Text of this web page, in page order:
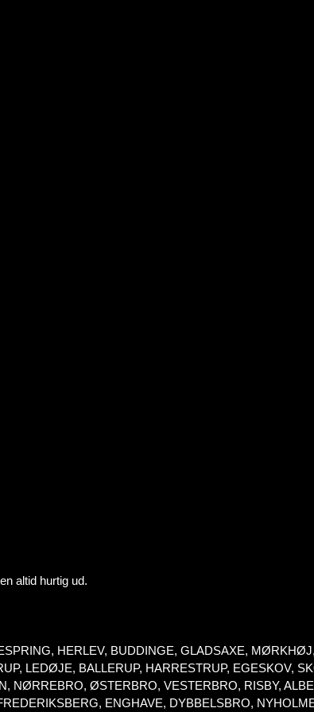
altid hurtig ud.
HERLEV, BUDDINGE, GLADSAXE,
LEDØJE, BALLERUP, HARRESTRUP, EGESKOV,
NØRREBRO, ØSTERBRO, VESTERBRO, RISBY,
ENGHAVE, DYBBELSBRO,